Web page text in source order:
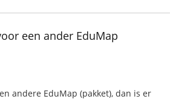
een ander EduMap
andere EduMap (pakket), dan is er